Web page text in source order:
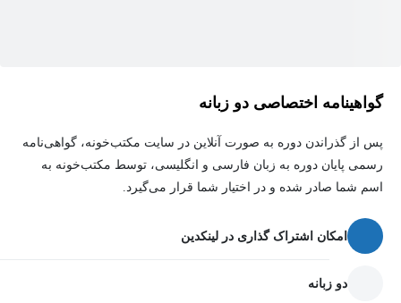
گواهینامه اختصاصی دو زبانه
پس از گذراندن دوره به صورت آنلاین در سایت مکتب‌خونه، گواهی‌نامه
رسمی پایان دوره به زبان فارسی و انگلیسی، توسط مکتب‌خونه به
اسم شما صادر شده و در اختیار شما قرار می‌گیرد.
امکان اشتراک گذاری در لینکدین
دو زبانه